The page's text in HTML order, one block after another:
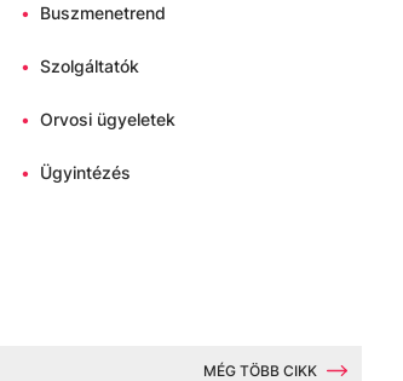
• Buszmenetrend
• Szolgáltatók
• Orvosi ügyeletek
• Ügyintézés
MÉG TÖBB CIKK